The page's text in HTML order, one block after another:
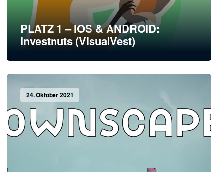
PLATZ 1 – IOS & ANDROID:
Investnuts (VisualVest)
24. Oktober 2021